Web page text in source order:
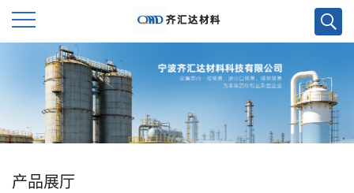
首
页
产品展厅